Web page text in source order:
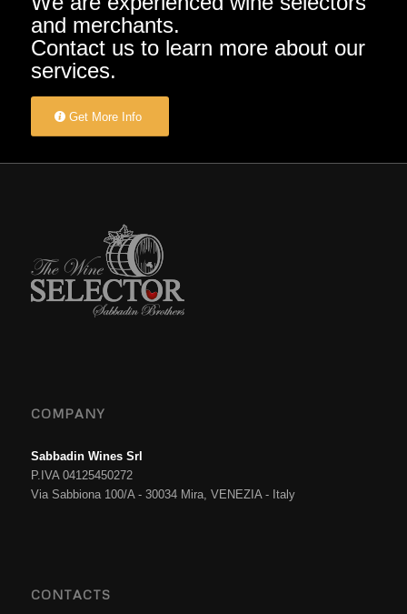
and merchants.
Contact us to learn more about our
services.
Get More Info
COMPANY
Sabbadin Wines Srl
P.IVA 04125450272
Via Sabbiona 100/A - 30034 Mira, VENEZIA - Italy
CONTACTS